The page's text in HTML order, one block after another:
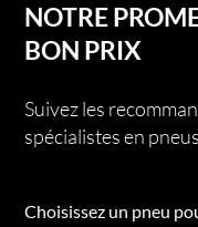
NOTRE
BON PRIX
Suivez les
spécialistes en pneus
Choisissez un pneu